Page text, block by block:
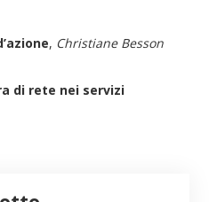
, Christiane Besson
di rete nei servizi